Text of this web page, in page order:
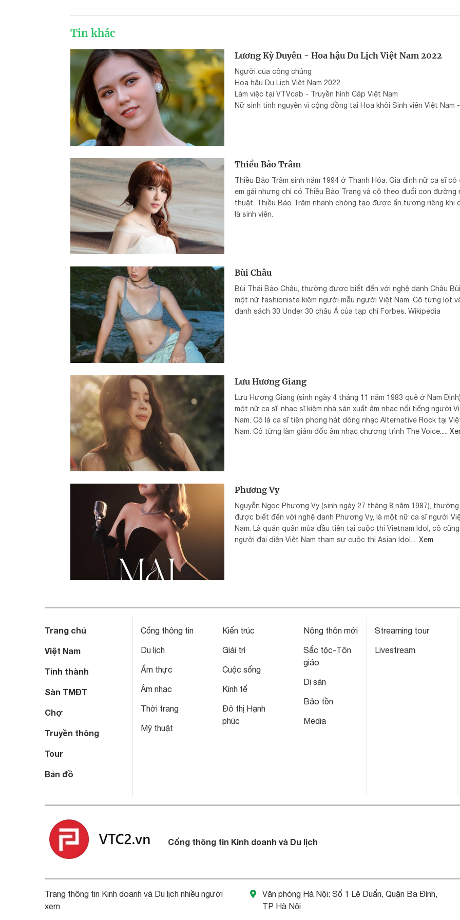
Tin khác
Lương Kỳ Duyên - Hoa hậu Du Lịch Việt Nam 2022
Người của công chúng
Hoa hậu Du Lịch Việt Nam 2022
Làm việc tại VTVcab - Truyền hình Cáp Việt Nam
Nữ sinh tình nguyện vì cộng đồng tại Hoa khôi Sinh viên Việt Nam -
Thiều Bảo Trâm
Thiều Bảo Trâm sinh năm 1994 ở Thanh Hóa. Gia đình nữ ca sĩ có
em gái nhưng chỉ có Thiều Bảo Trang và cô theo đuổi con đường
thuật. Thiều Bảo Trâm nhanh chóng tạo được ấn tượng riêng khi
là sinh viên.
Bùi Châu
Bùi Thái Bảo Châu, thường được biết đến với nghệ danh Châu
một nữ fashionista kiêm người mẫu người Việt Nam. Cô từng lọt
danh sách 30 Under 30 châu Á của tạp chí Forbes. Wikipedia
Lưu Hương Giang
Lưu Hương Giang (sinh ngày 4 tháng 11 năm 1983 quê ở Nam
một nữ ca sĩ, nhạc sĩ kiêm nhà sản xuất âm nhạc nổi tiếng người
Nam. Cô là ca sĩ tiên phong hát dòng nhạc Alternative Rock tại
Nam. Cô từng làm giám đốc âm nhạc chương trình The Voice.....
Phương Vy
Nguyễn Ngọc Phương Vy (sinh ngày 27 tháng 8 năm 1987), thường
được biết đến với nghệ danh Phương Vy, là một nữ ca sĩ người
Nam. Là quán quân mùa đầu tiên tại cuộc thi Vietnam Idol, cô
người đại diện Việt Nam tham sự cuộc thi Asian Idol.... Xem
Trang chủ
Việt Nam
Tỉnh thành
Sàn TMĐT
Chợ
Truyền thông
Tour
Bản đồ
Cổng thông tin
Du lịch
Ẩm thực
Âm nhạc
Thời trang
Mỹ thuật
Kiến trúc
Giải trí
Cuộc sống
Kinh tế
Đô thị Hạnh
phúc
Nông thôn mới
Sắc tộc-Tôn
giáo
Di sản
Bảo tồn
Media
Streaming tour
Livestream
Cổng thông tin Kinh doanh và Du lịch
Trang thông tin Kinh doanh và Du lịch nhiều người
xem
Văn phòng Hà Nội: Số 1 Lê Duẩn, Quận Ba Đình,
TP Hà Nội